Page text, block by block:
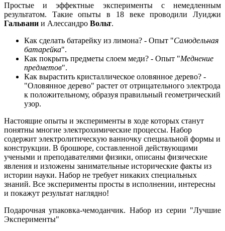
Простые и эффектные эксперименты с немедленным
результатом. Такие опыты в 18 веке проводили Луиджи
Гальвани и Алессандро Вольт.
Как сделать батарейку из лимона? - Опыт "Самодельная
батарейка".
Как покрыть предметы слоем меди? - Опыт "Меднение
предметов".
Как вырастить кристаллическое оловянное дерево? -
"Оловянное дерево" растет от отрицательного электрода
к положительному, образуя правильный геометрический
узор.
Настоящие опыты и эксперименты в ходе которых станут
понятны многие электрохимические процессы. Набор
содержит электролитическую ванночку специальной формы и
конструкции. В брошюре, составленной действующими
учеными и преподавателями физики, описаны физические
явления и изложены занимательные исторические факты из
истории науки. Набор не требует никаких специальных
знаний. Все эксперименты просты в исполнении, интересны
и покажут результат наглядно!
Подарочная упаковка-чемоданчик. Набор из серии "Лучшие
Эксперименты"